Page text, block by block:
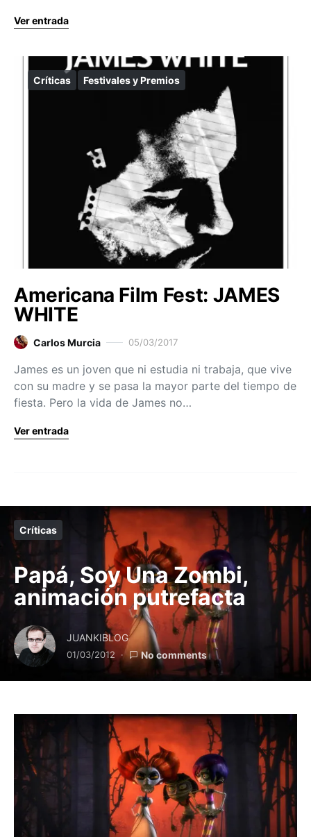
Ver entrada
Críticas Festivales y Premios
Americana Film Fest: JAMES
WHITE
Carlos Murcia 05/03/2017
James es un joven que ni estudia ni trabaja, que vive
con su madre y se pasa la mayor parte del tiempo de
fiesta. Pero la vida de James no…
Ver entrada
Críticas
Papá, Soy Una Zombi,
animación putrefacta
JUANKIBLOG
01/03/2012 No comments